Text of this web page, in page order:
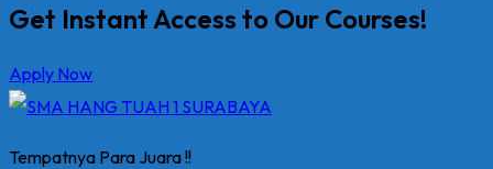
Get Instant Access to Our Courses!
Apply Now
Tempatnya Para Juara !!